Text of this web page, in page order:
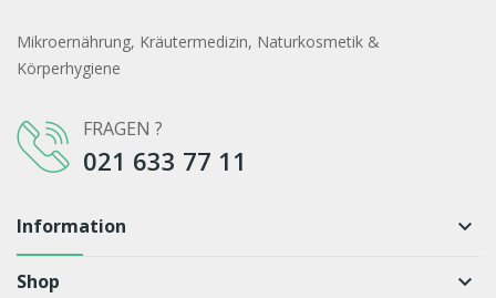
Mikroernährung, Kräutermedizin, Naturkosmetik &
Körperhygiene
FRAGEN ?
021 633 77 11
Information keyboard_arrow_down
Shop keyboard_arrow_down